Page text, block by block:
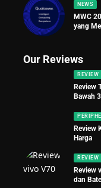
NEWS
MWC
yang
Our Reviews
REVIEW
Review
Bawah
Review
Harga
REVIEW
Review
dan